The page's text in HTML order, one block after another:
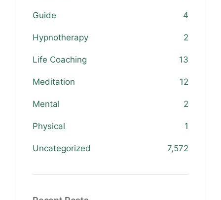
Guide 4
Hypnotherapy 2
Life Coaching 13
Meditation 12
Mental 2
Physical 1
Uncategorized 7,572